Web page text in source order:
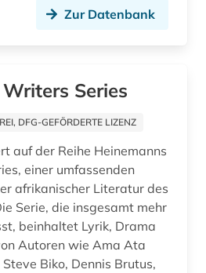
forstwissenschaft (1)
Zur Datenbank
Series
DFG-GEFÖRDERTE LIZENZ
auf der Reihe Heinemanns
einer umfassenden
afrikanischer Literatur des
Serie, die insgesamt mehr
beinhaltet Lyrik, Drama
Autoren wie Ama Ata
Biko, Dennis Brutus,